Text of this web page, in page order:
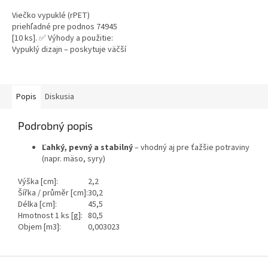
Viečko vypuklé (rPET)
priehľadné pre podnos 74945
[10 ks]. ✅ Výhody a použitie:
Vypuklý dizajn – poskytuje väčší
Popis Diskusia
Podrobný popis
Ľahký, pevný a stabilný– vhodný aj pre ťažšie potraviny
(napr. mäso, syry)
Výška [cm]:
2,2
Šířka / průměr [cm]:30,2
Délka [cm]:
45,5
Hmotnost 1 ks [g]: 80,5
Objem [m3]:
0,003023